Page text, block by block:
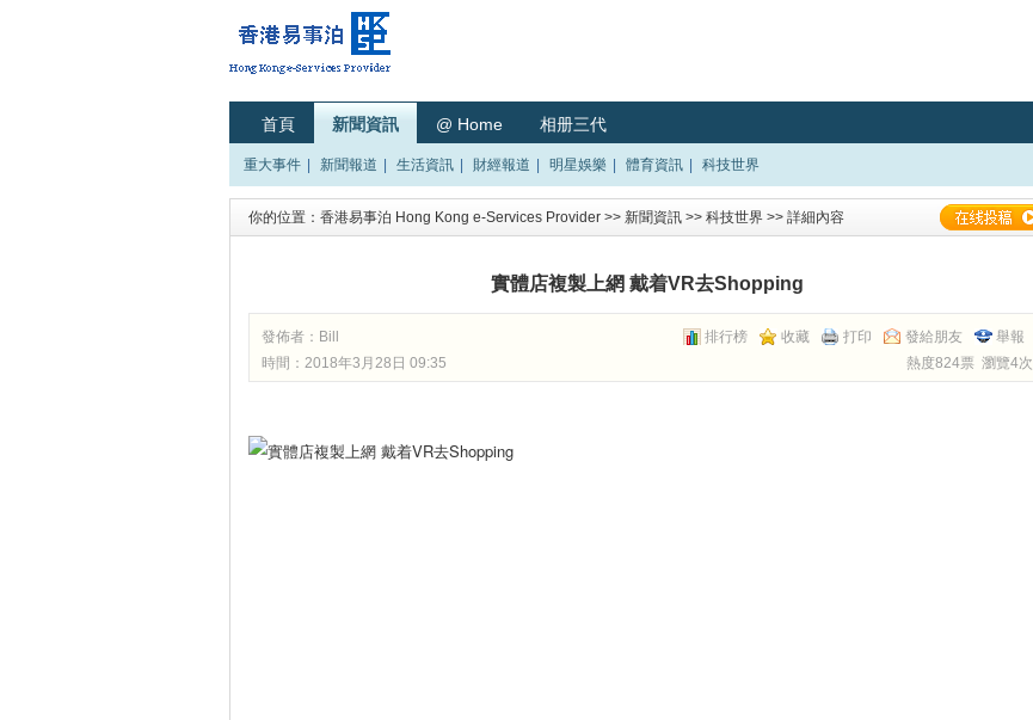
首頁 新聞資訊 @ Home 相册三代
重大事件 新聞報道 生活資訊 財經報道 明星娛樂 體育資訊 科技世界
你的位置： 香港易事泊 Hong Kong e-Services Provider >> 新聞資訊 >> 科技世界 >> 詳細內容
實體店複製上網 戴着VR去Shopping
排行榜 收藏 打印 發給朋友 舉報
發佈者： Bill
熱度824票 瀏覽4次
時間：2018年3月28日 09:35